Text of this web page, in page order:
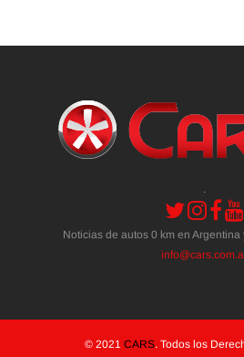
.
Noticias de autos 0 km en
© 2021 CARS. Todos los